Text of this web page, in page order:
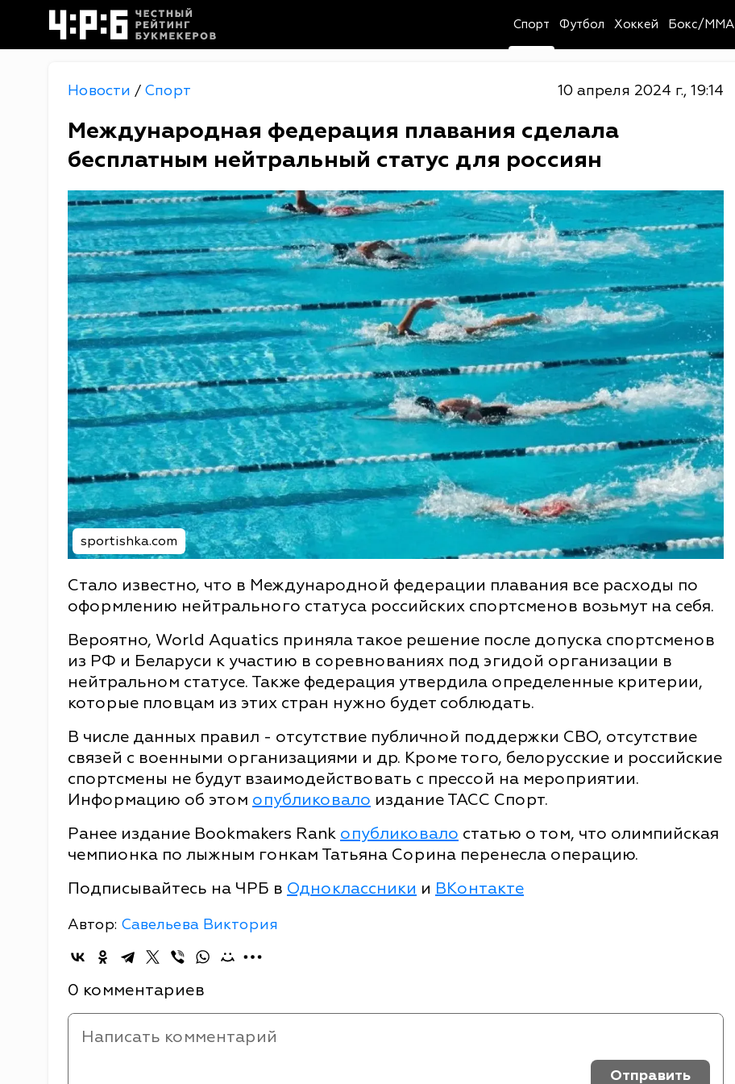
Спорт Футбол Хоккей Бокс/MMA
Новости / Спорт 10 апреля 2024 г., 19:14
Международная федерация плавания сделала
бесплатным нейтральный статус для россиян
sportishka.com
Стало известно, что в Международной федерации плавания все расходы по
оформлению нейтрального статуса российских спортсменов возьмут на себя.
Вероятно, World Aquatics приняла такое решение после допуска спортсменов
из РФ и Беларуси к участию в соревнованиях под эгидой организации в
нейтральном статусе. Также федерация утвердила определенные критерии,
которые пловцам из этих стран нужно будет соблюдать.
В числе данных правил - отсутствие публичной поддержки СВО, отсутствие
связей с военными организациями и др. Кроме того, белорусские и российские
спортсмены не будут взаимодействовать с прессой на мероприятии.
Информацию об этом опубликовало издание ТАСС Спорт.
Ранее издание Bookmakers Rank опубликовало статью о том, что олимпийская
чемпионка по лыжным гонкам Татьяна Сорина перенесла операцию.
Подписывайтесь на ЧРБ в Одноклассники и ВКонтакте
Автор: Савельева Виктория
0 комментариев
Отправить